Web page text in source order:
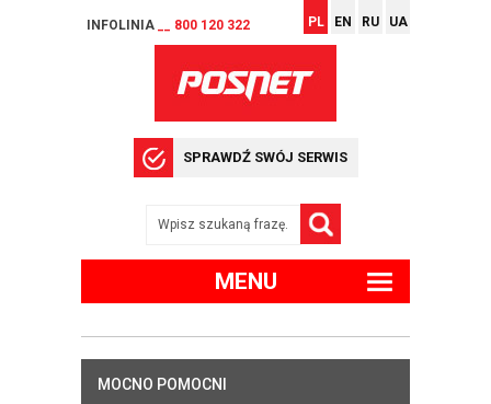
INFOLINIA __ 800 120 322 PL EN RU UA
SPRAWDŹ SWÓJ SERWIS
MENU
MOCNO POMOCNI